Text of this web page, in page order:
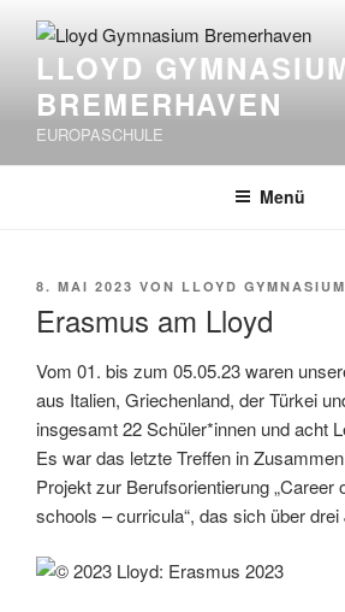
Inhalt
springenLLOYD
BREMERHAVEN
EUROPASCHULE
Menü
VERÖFFENTLICHT
8. MAI 2023 VON LLOYD
Erasmus am Lloyd
Vom 01. bis zum 05.05.23 waren
aus Italien, Griechenland, der Türkei
insgesamt 22 Schüler*innen und acht
Es war das letzte Treffen in
Projekt zur Berufsorientierung „Career
schools – curricula“, das sich über